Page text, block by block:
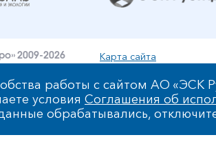
2009-2026
Карта сайта
и праве интеллектуальной
персональных данных АО «ЭСК РусГидро»
работы с сайтом АО «ЭСК
условия Соглашения об
обрабатывались,